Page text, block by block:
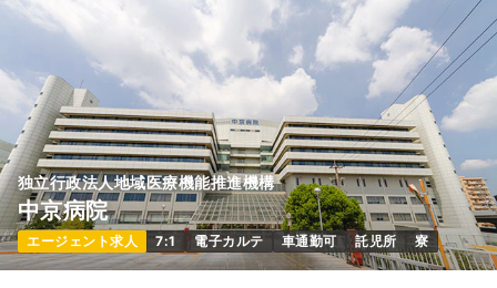
独立行政法人地域医療機能推進機構
中京病院
エージェント求人 7:1 電子カルテ 車通勤可 託児所 寮